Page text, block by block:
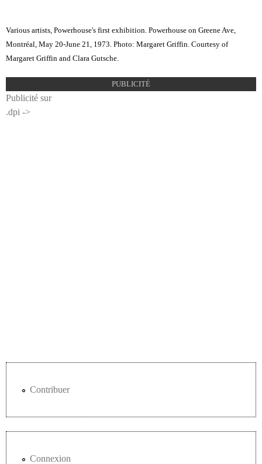
Various artists, Powerhouse's first exhibition. Powerhouse on Greene Ave,
Montréal, May 20-June 21, 1973. Photo: Margaret Griffin. Courtesy of
Margaret Griffin and Clara Gutsche.
PUBLICITÉ
Publicité sur
.dpi ->
Contribuer
Connexion